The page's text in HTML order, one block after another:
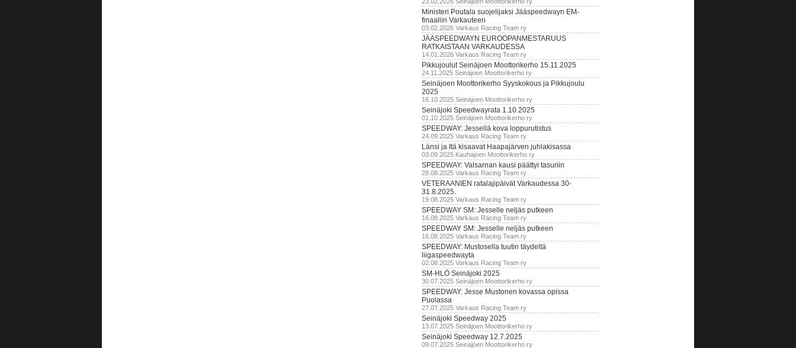
Ministeri Poutala suojelijaksi Jääspeedwayn EM-
finaaliin Varkauteen
03.02.2026 Varkaus Racing Team ry
JÄÄSPEEDWAYN EUROOPANMESTARUUS
RATKAISTAAN VARKAUDESSA
14.01.2026 Varkaus Racing Team ry
Pikkujoulut Seinäjoen Moottorikerho 15.11.2025
24.11.2025 Seinäjoen Moottorikerho ry
Seinäjoen Moottorikerho Syyskokous ja Pikkujoulu
2025
16.10.2025 Seinäjoen Moottorikerho ry
Seinäjoki Speedwayrata 1.10.2025
01.10.2025 Seinäjoen Moottorikerho ry
SPEEDWAY: Jessellä kova loppurutistus
24.09.2025 Varkaus Racing Team ry
Länsi ja Itä kisaavat Haapajärven juhlakisassa
03.09.2025 Kauhajoen Moottorikerho ry
SPEEDWAY: Valsarnan kausi päättyi tasuriin
28.08.2025 Varkaus Racing Team ry
VETERAANIEN ratalajipäivät Varkaudessa 30-
31.8.2025.
19.08.2025 Varkaus Racing Team ry
SPEEDWAY SM: Jesselle neljäs putkeen
16.08.2025 Varkaus Racing Team ry
SPEEDWAY SM: Jesselle neljäs putkeen
16.08.2025 Varkaus Racing Team ry
SPEEDWAY: Mustosella tuutin täydeltä
liigaspeedwayta
02.08.2025 Varkaus Racing Team ry
SM-HLÖ Seinäjoki 2025
30.07.2025 Seinäjoen Moottorikerho ry
SPEEDWAY: Jesse Mustonen kovassa opissa
Puolassa
27.07.2025 Varkaus Racing Team ry
Seinäjoki Speedway 2025
13.07.2025 Seinäjoen Moottorikerho ry
Seinäjoki Speedway 12.7.2025
09.07.2025 Seinäjoen Moottorikerho ry